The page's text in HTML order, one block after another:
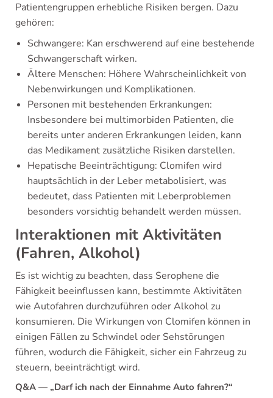
Patientengruppen erhebliche Risiken bergen. Dazu
gehören:
Schwangere: Kan erschwerend auf eine bestehende
Schwangerschaft wirken.
Ältere Menschen: Höhere Wahrscheinlichkeit von
Nebenwirkungen und Komplikationen.
Personen mit bestehenden Erkrankungen:
Insbesondere bei multimorbiden Patienten, die
bereits unter anderen Erkrankungen leiden, kann
das Medikament zusätzliche Risiken darstellen.
Hepatische Beeinträchtigung: Clomifen wird
hauptsächlich in der Leber metabolisiert, was
bedeutet, dass Patienten mit Leberproblemen
besonders vorsichtig behandelt werden müssen.
Interaktionen mit Aktivitäten
(Fahren, Alkohol)
Es ist wichtig zu beachten, dass Serophene die
Fähigkeit beeinflussen kann, bestimmte Aktivitäten
wie Autofahren durchzuführen oder Alkohol zu
konsumieren. Die Wirkungen von Clomifen können in
einigen Fällen zu Schwindel oder Sehstörungen
führen, wodurch die Fähigkeit, sicher ein Fahrzeug zu
steuern, beeinträchtigt wird.
Q&A — „Darf ich nach der Einnahme Auto fahren?“